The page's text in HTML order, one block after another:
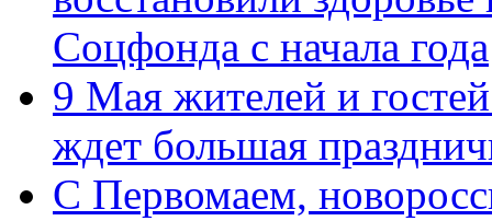
Соцфонда с начала года
9 Мая жителей и
ждет большая
C Первомаем,